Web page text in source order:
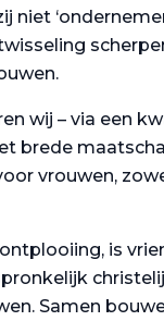
niet
wij – via een
brede
vrouwen,
is
Samen